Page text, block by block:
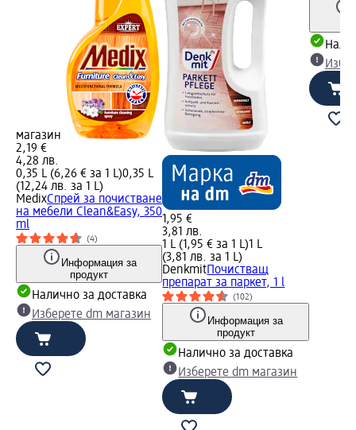
магазин
2,19 €
4,28 лв.
0,35 L (6,26 € за 1 L)0,35 L
(12,24 лв. за 1 L)
MedixСпрей за почистване
на мебели Clean&Easy, 350
ml
(4)
Информация за
продукт
Налично за доставка
Изберете dm магазин
1,95 €
3,81 лв.
1 L (1,95 € за 1 L)1 L
(3,81 лв. за 1 L)
Denkmit Почистващ
препарат за паркет, 1 l
(102)
Информация за
продукт
Налично за доставка
Изберете dm магазин